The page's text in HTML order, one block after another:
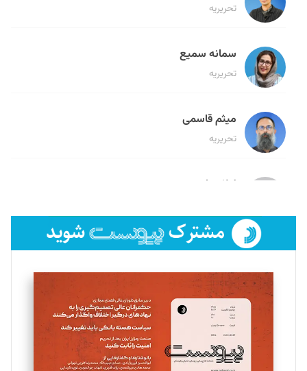
تحریریه
سمانه سمیع
تحریریه
میثم قاسمی
تحریریه
لیلا حنارود
فائزه فتحی رستمی
تحریریه
سروش کرمیان
تحریریه